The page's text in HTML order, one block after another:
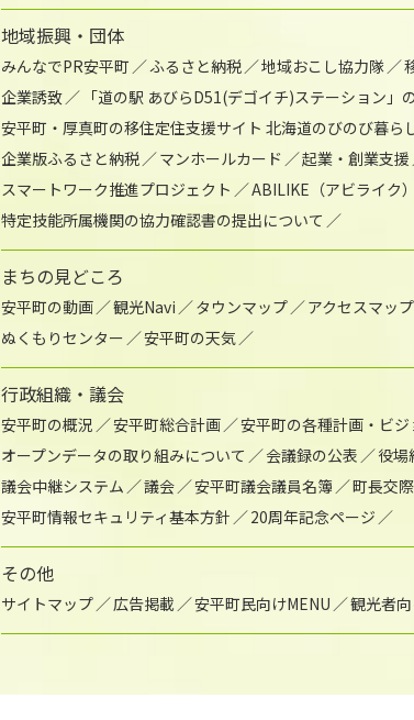
地域振興・団体
みんなでPR安平町 ふるさと納税 地域おこし協力隊
企業誘致
「道の駅 あびらD51(デゴイチ)ステーション」
安平町・厚真町の移住定住支援サイト 北海道のびのび暮ら
企業版ふるさと納税
マンホールカード 起業・創業支援
スマートワーク推進プロジェクト
ABILIKE（アビライク）
特定技能所属機関の協力確認書の提出について
まちの見どころ
安平町の動画 観光Navi タウンマップ アクセスマップ
ぬくもりセンター
安平町の天気
行政組織・議会
安平町の概況 安平町総合計画 安平町の各種計画・ビ
オープンデータの取り組みについて
会議録の公表 役場
議会中継システム
議会 安平町議会議員名簿 町長交
安平町情報セキュリティ基本方針
20周年記念ページ
その他
サイトマップ 広告掲載 安平町民向けMENU 観光者